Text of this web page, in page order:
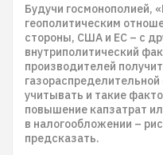
Будучи госмонополией,
геополитическим
стороны, США и ЕС – с
внутриполитический
производителей
учитывать и такие
повышение капзатрат
в налогообложении –
предсказать.